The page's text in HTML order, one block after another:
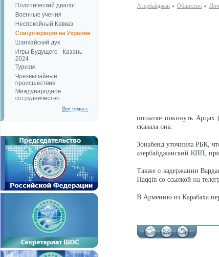
Политический диалог
Военные учения
Неспокойный Кавказ
Спецоперация на Украине
Шанхайский дух
Игры Будущего - Казань
2024
Туризм
Чрезвычайные
происшествия
Международное
сотрудничество
Все темы »
Азербайджан Общество
попытке покинуть
сказала она.
Зонабенд уточнила РБК,
азербайджанский КПП,
Также о задержании
Haqqin со ссылкой на
В Армению из Карабаха